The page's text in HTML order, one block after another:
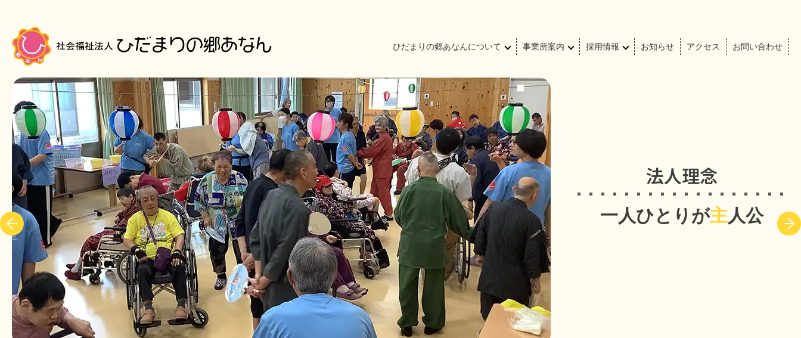
ひだまりの郷あなんについて 事業所案内 採用情報 お知らせ アクセス お問い合わせ
法人理念
一人ひとりが主人公